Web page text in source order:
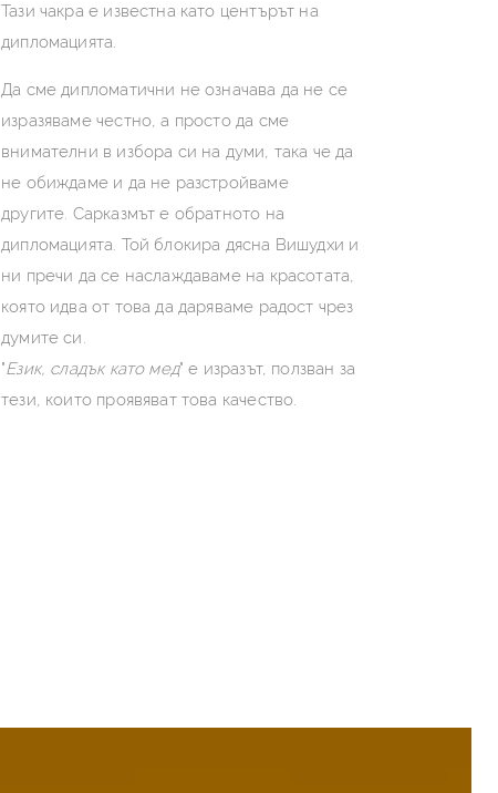
Тази чакра е известна като центърът на
дипломацията.
Да сме дипломатични не означава да не се
изразяваме честно, а просто да сме
внимателни в избора си на думи, така че да
не обиждаме и да не разстройваме
другите. Сарказмът е обратното на
дипломацията. Той блокира дясна Вишудхи и
ни пречи да се наслаждаваме на красотата,
която идва от това да даряваме радост чрез
думите си.
"Език, сладък като мед" е изразът, ползван за
тези, които проявяват това качество.